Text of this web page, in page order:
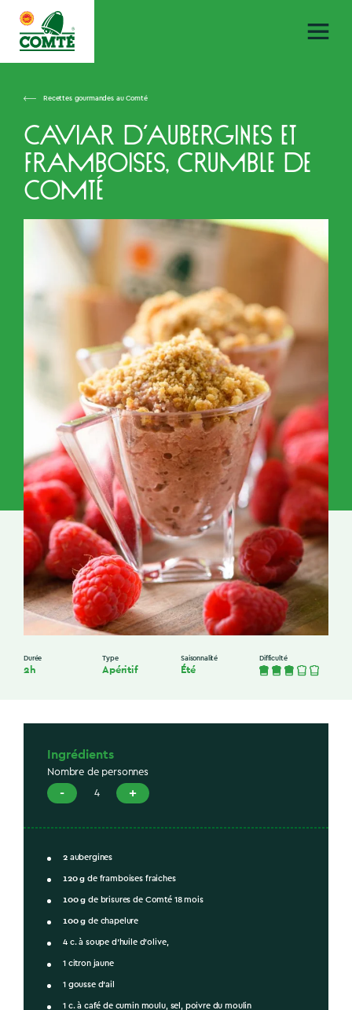
Recettes gourmandes au Comté
Caviar d’aubergines et
framboises, crumble de
Comté
Durée
2h
Type
Apéritif
Saisonnalité
Été
Difficulté
Ingrédients
Nombre de personnes
- 4 +
2 aubergines
120g de framboises fraiches
100g de brisures de Comté 18 mois
100g de chapelure
4 c. à soupe d’huile d'olive,
1 citron jaune
1 gousse d’ail
1 c. à café de cumin moulu, sel, poivre du moulin